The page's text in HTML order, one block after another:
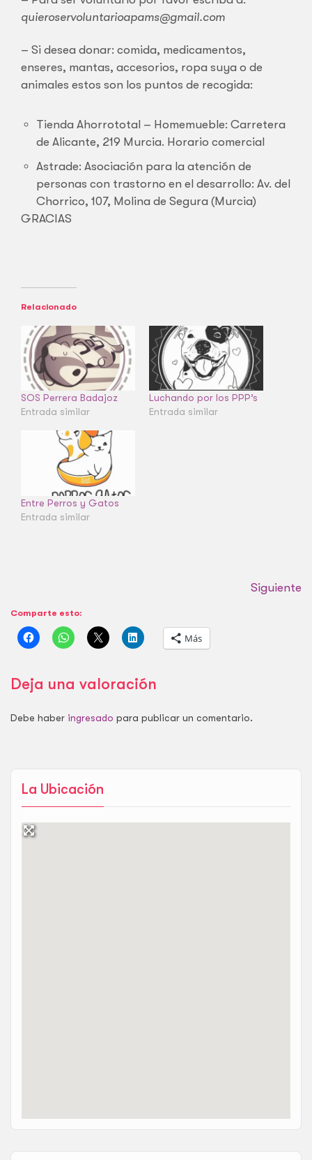
La Ubicación
quieroservoluntarioapams@gmail.com
– Si desea donar: comida, medicamentos,
enseres, mantas, accesorios, ropa suya o de
animales estos son los puntos de recogida:
Tienda Ahorrototal – Homemueble: Carretera
de Alicante, 219 Murcia. Horario comercial
Astrade: Asociación para la atención de
personas con trastorno en el desarrollo: Av. del
Chorrico, 107, Molina de Segura (Murcia)
GRACIAS
Relacionado
SOS Perrera Badajoz
Entrada similar
Luchando por los PPP’s
Entrada similar
Entre Perros y Gatos
Entrada similar
Siguiente
Comparte esto:
Más
Deja una valoración
Debe haber ingresado para publicar un comentario.